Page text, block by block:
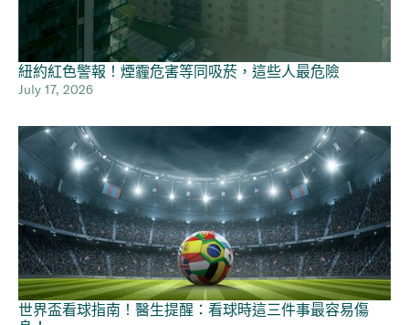
紐約紅色警報！煙霾危害等同吸菸，這些人最危險
July 17, 2026
世界盃看球指南！醫生提醒：看球時這三件事最容易傷